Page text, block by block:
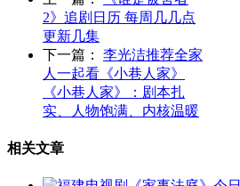
2》追剧日历 每周几几点
更新几集
下一篇：
李光洁推荐全家
人一起看《小巷人家》
《小巷人家》：剧本扎
实、人物饱满、内核温暖
相关文章